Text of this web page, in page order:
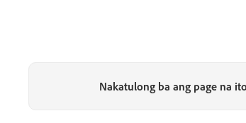
Nakatulong ba ang page na